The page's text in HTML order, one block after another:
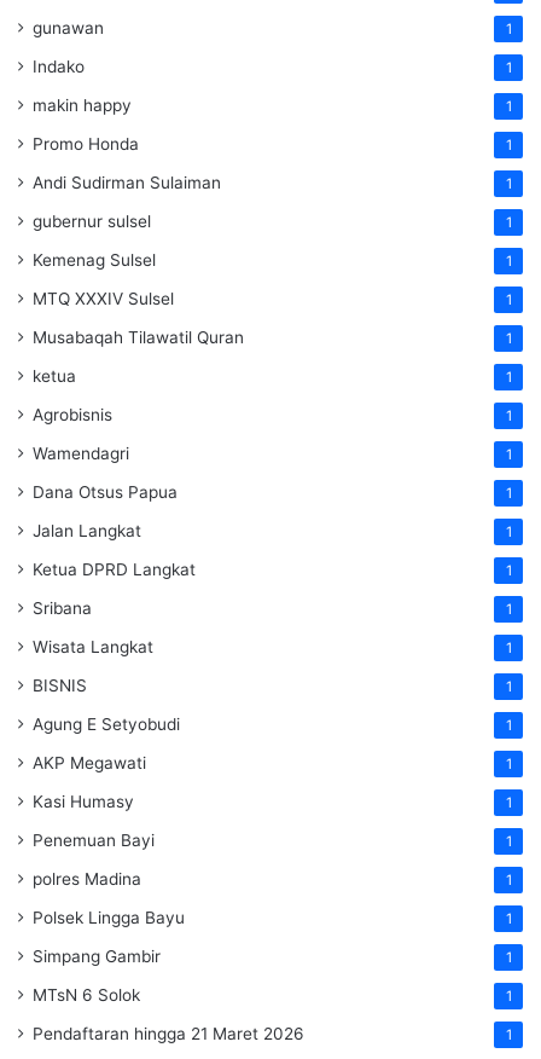
gunawan 1
Indako 1
makin happy 1
Promo Honda 1
Andi Sudirman Sulaiman 1
gubernur sulsel 1
Kemenag Sulsel 1
MTQ XXXIV Sulsel 1
Musabaqah Tilawatil Quran 1
ketua 1
Agrobisnis 1
Wamendagri 1
Dana Otsus Papua 1
Jalan Langkat 1
Ketua DPRD Langkat 1
Sribana 1
Wisata Langkat 1
BISNIS 1
Agung E Setyobudi 1
AKP Megawati 1
Kasi Humasy 1
Penemuan Bayi 1
polres Madina 1
Polsek Lingga Bayu 1
Simpang Gambir 1
MTsN 6 Solok 1
Pendaftaran hingga 21 Maret 2026 1